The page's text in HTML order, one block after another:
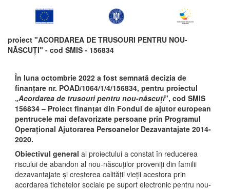
proiect "ACORDAREA DE TRUSOURI PENTRU NOU-
NĂSCUȚI" - cod SMIS - 156834
În luna octombrie 2022 a fost semnată decizia de
finanțare nr. POAD/1064/1/4/156834, pentru proiectul
„Acordarea de trusouri pentru nou-născuți”, cod SMIS
156834 – Proiect finanțat din Fondul de ajutor european
pentrucele mai defavorizate persoane prin Programul
Operațional Ajutorarea Persoanelor Dezavantajate 2014-
2020.
Obiectivul general al proiectului a constat în reducerea
riscului de abandon al nou-născuților proveniți din familii
dezavantajate și creșterea calității vieții acestora prin
acordarea tichetelor sociale pe suport electronic pentru nou-